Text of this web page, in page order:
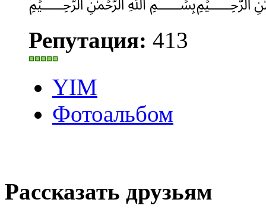
Репутация: 413
YIM
Фотоальбом
Рассказать друзьям